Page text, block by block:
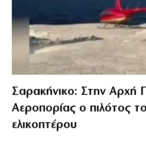
Σαρακήνικο: Στην Αρχή
Αεροπορίας ο πιλότος
ελικοπτέρου